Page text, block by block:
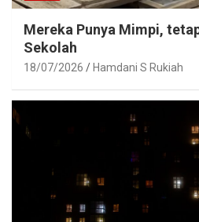
Mereka Punya Mimpi,
Sekolah
18/07/2026 Hamdani S Rukiah